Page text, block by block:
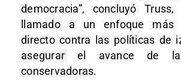
democracia”, concluyó
llamado a un enfoque más
directo contra las políticas de
asegurar el avance de
conservadoras.